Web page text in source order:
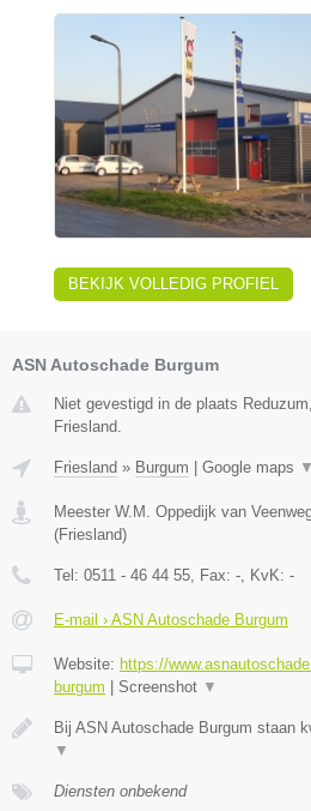
BEKIJK VOLLEDIG PROFIEL
ASN Autoschade Burgum
Niet gevestigd in de plaats
Friesland.
Friesland » Burgum | Google maps ▼
Meester W.M. Oppedijk van
(Friesland)
Tel: 0511 - 46 44 55 , Fax: - , KvK: -
E-mail › ASN Autoschade Burgum
Website: https://
burgum | Screenshot ▼
Bij ASN Autoschade Burgum staan
▼
Diensten onbekend